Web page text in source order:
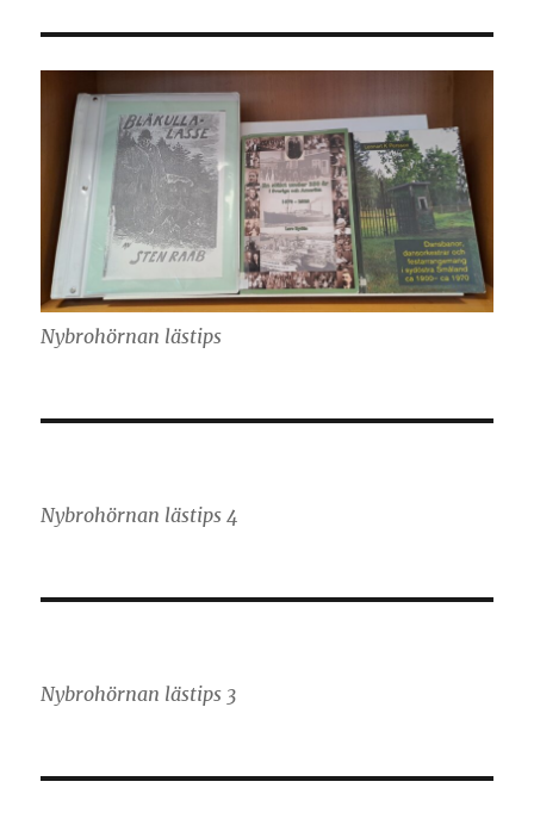
Nybrohörnan lästips
Nybrohörnan lästips 4
Nybrohörnan lästips 3